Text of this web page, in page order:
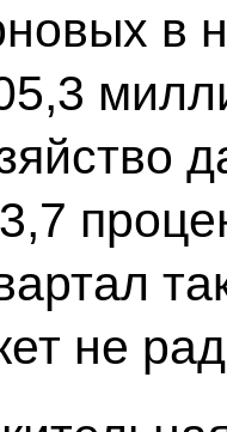
в
не